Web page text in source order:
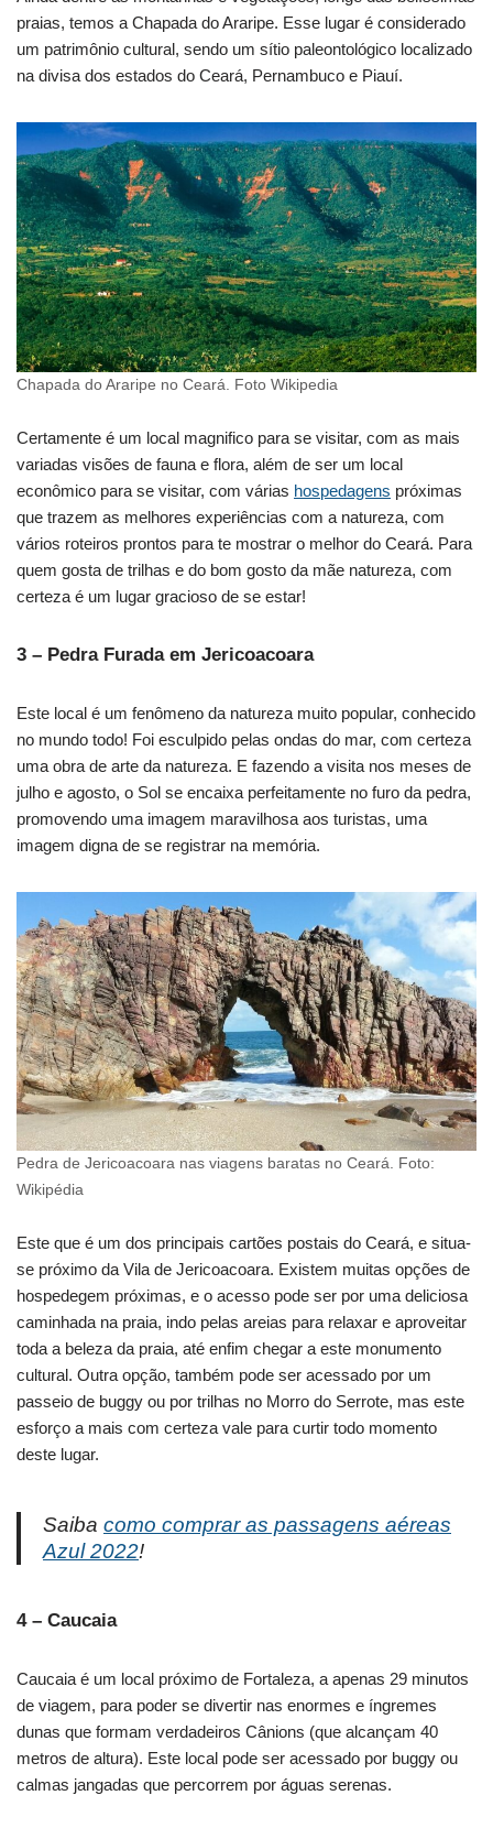
praias, temos a Chapada do Araripe. Esse lugar é considerado
um patrimônio cultural, sendo um sítio paleontológico localizado
na divisa dos estados do Ceará, Pernambuco e Piauí.
Chapada do Araripe no Ceará. Foto Wikipedia
Certamente é um local magnifico para se visitar, com as mais
variadas visões de fauna e flora, além de ser um local
econômico para se visitar, com várias hospedagens próximas
que trazem as melhores experiências com a natureza, com
vários roteiros prontos para te mostrar o melhor do Ceará. Para
quem gosta de trilhas e do bom gosto da mãe natureza, com
certeza é um lugar gracioso de se estar!
3 – Pedra Furada em Jericoacoara
Este local é um fenômeno da natureza muito popular, conhecido
no mundo todo! Foi esculpido pelas ondas do mar, com certeza
uma obra de arte da natureza. E fazendo a visita nos meses de
julho e agosto, o Sol se encaixa perfeitamente no furo da pedra,
promovendo uma imagem maravilhosa aos turistas, uma
imagem digna de se registrar na memória.
Pedra de Jericoacoara nas viagens baratas no Ceará. Foto:
Wikipédia
Este que é um dos principais cartões postais do Ceará, e situa-
se próximo da Vila de Jericoacoara. Existem muitas opções de
hospedegem próximas, e o acesso pode ser por uma deliciosa
caminhada na praia, indo pelas areias para relaxar e aproveitar
toda a beleza da praia, até enfim chegar a este monumento
cultural. Outra opção, também pode ser acessado por um
passeio de buggy ou por trilhas no Morro do Serrote, mas este
esforço a mais com certeza vale para curtir todo momento
deste lugar.
Saiba como comprar as passagens aéreas
Azul 2022!
4 – Caucaia
Caucaia é um local próximo de Fortaleza, a apenas 29 minutos
de viagem, para poder se divertir nas enormes e íngremes
dunas que formam verdadeiros Cânions (que alcançam 40
metros de altura). Este local pode ser acessado por buggy ou
calmas jangadas que percorrem por águas serenas.